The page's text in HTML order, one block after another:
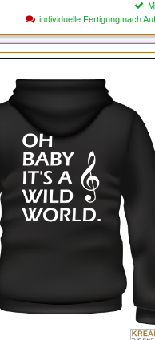
individuelle Fertigung nach